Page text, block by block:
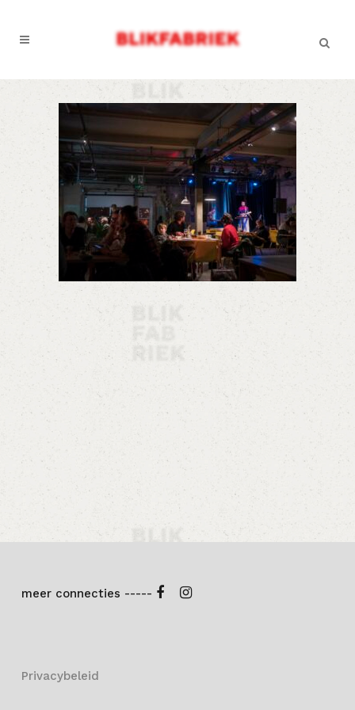
meer connecties -----
Privacybeleid